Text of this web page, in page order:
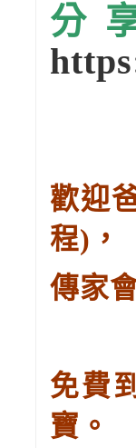
分
歡迎
程) ，
傳家
免費
寶。